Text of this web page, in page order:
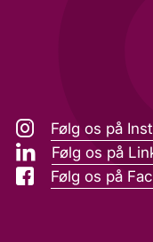
Følg os på
Følg os på
Følg os på